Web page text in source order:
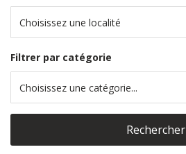
Choisissez une localité
Filtrer par catégorie
Choisissez une catégorie...
Rechercher